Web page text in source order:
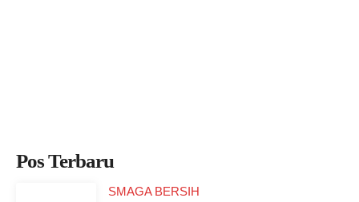
Pos Terbaru
SMAGA BERSIH